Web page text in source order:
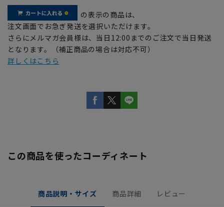
の表示の商品は、
注文画面でお急ぎ発送を選択いただけます。
さらにメルマガ会員様は、当日12:00までのご注文で当日発送
となります。（補正商品の場合は対応不可）
詳しくはこちら
この商品を使ったコーディネート
商品説明・サイズ 商品詳細 レビュー